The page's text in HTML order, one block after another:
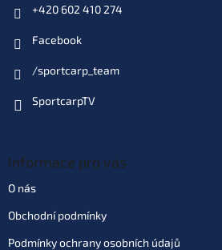
+420 602 410 274
Facebook
/sportcarp_team
SportcarpTV
Informace pro vás
O nás
Obchodní podmínky
Podmínky ochrany osobních údajů